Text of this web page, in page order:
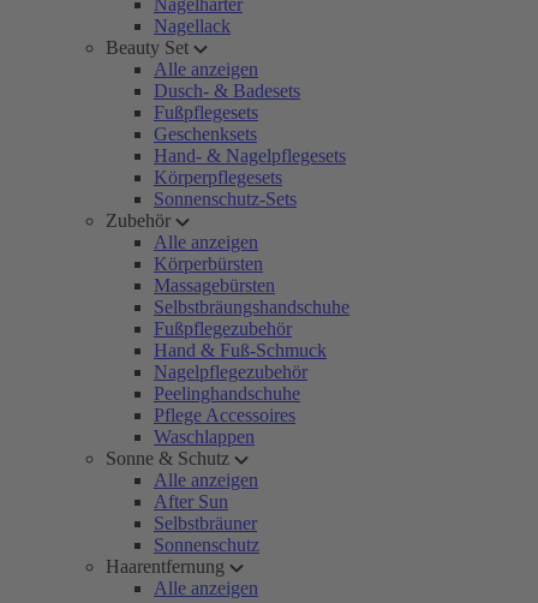
Nagelhärter
Nagellack
Beauty Set
Alle anzeigen
Dusch- & Badesets
Fußpflegesets
Geschenksets
Hand- & Nagelpflegesets
Körperpflegesets
Sonnenschutz-Sets
Zubehör
Alle anzeigen
Körperbürsten
Massagebürsten
Selbstbräungshandschuhe
Fußpflegezubehör
Hand & Fuß-Schmuck
Nagelpflegezubehör
Peelinghandschuhe
Pflege Accessoires
Waschlappen
Sonne & Schutz
Alle anzeigen
After Sun
Selbstbräuner
Sonnenschutz
Haarentfernung
Alle anzeigen